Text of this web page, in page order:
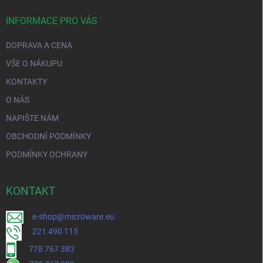
INFORMACE PRO VÁS
DOPRAVA A CENA
VŠE O NÁKUPU
KONTAKTY
O NÁS
NAPIŠTE NÁM
OBCHODNÍ PODMÍNKY
PODMÍNKY OCHRANY
KONTAKT
e-shop@microware.eu
221 490 115
778 767 383